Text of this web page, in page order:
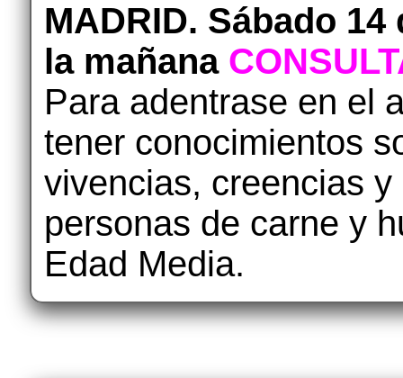
MADRID. Sábado
la mañana
Para adentrase en el
tener conocimientos
vivencias, creencias
personas de carne y
Edad Media.